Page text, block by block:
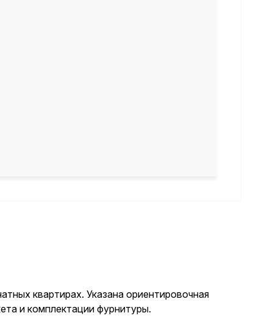
квартирах. Указана ориентировочная
и комплектации фурнитуры.